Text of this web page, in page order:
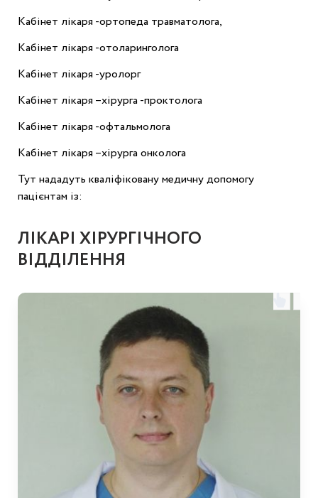
Кабінет лікаря -ортопеда травматолога,
Кабінет лікаря -отоларинголога
Кабінет лікаря -уролорг
Кабінет лікаря –хірурга -проктолога
Кабінет лікаря -офтальмолога
Кабінет лікаря –хірурга онколога
Тут нададуть кваліфіковану медичну допомогу
пацієнтам із:
ЛІКАРІ ХІРУРГІЧНОГО
ВІДДІЛЕННЯ